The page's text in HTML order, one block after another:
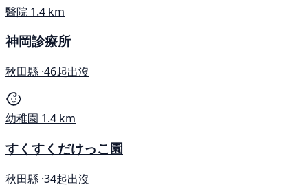
醫院 1.4 km
神岡診療所
秋田縣 ·46起出沒
幼稚園 1.4 km
すくすくだけっこ園
秋田縣 ·34起出沒